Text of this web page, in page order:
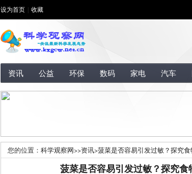
设为首页 收藏
资讯 公益 环保 数码 家电 汽车
您的位置： 科学观察网>>资讯>菠菜是否容易引发过敏？探究
菠菜是否容易引发过敏？探究